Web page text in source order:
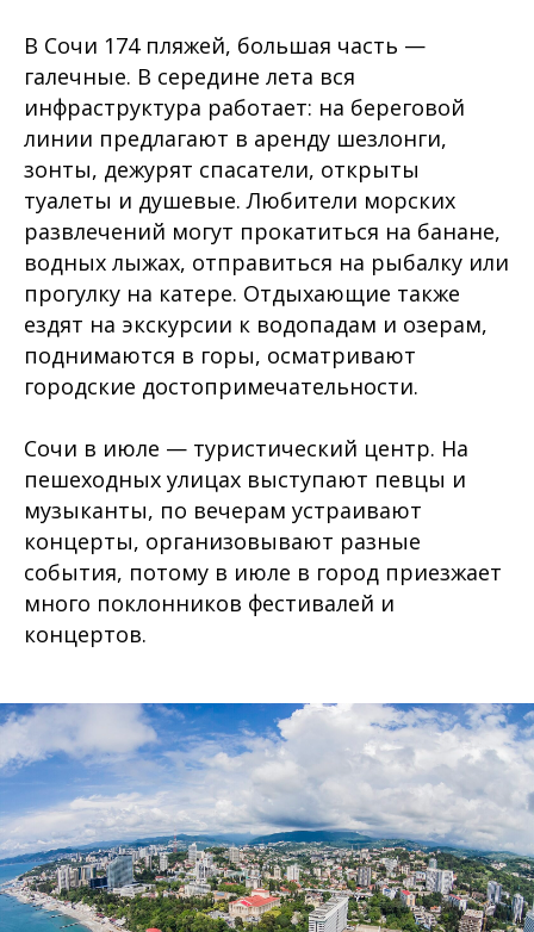
В Сочи 174 пляжей, большая часть —
галечные. В середине лета вся
инфраструктура работает: на береговой
линии предлагают в аренду шезлонги,
зонты, дежурят спасатели, открыты
туалеты и душевые. Любители морских
развлечений могут прокатиться на банане,
водных лыжах, отправиться на рыбалку или
прогулку на катере. Отдыхающие также
ездят на экскурсии к водопадам и озерам,
поднимаются в горы, осматривают
городские достопримечательности.
Сочи в июле — туристический центр. На
пешеходных улицах выступают певцы и
музыканты, по вечерам устраивают
концерты, организовывают разные
события, потому в июле в город приезжает
много поклонников фестивалей и
концертов.